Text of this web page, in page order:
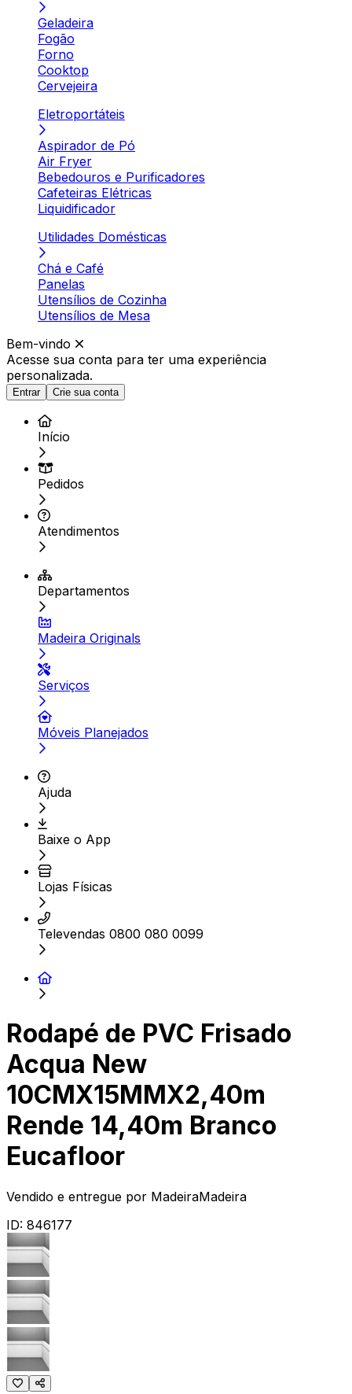
Geladeira
Fogão
Forno
Cooktop
Cervejeira
Eletroportáteis
Aspirador de Pó
Air Fryer
Bebedouros e Purificadores
Cafeteiras Elétricas
Liquidificador
Utilidades Domésticas
Chá e Café
Panelas
Utensílios de Cozinha
Utensílios de Mesa
Bem-vindo
Acesse sua conta para ter uma experiência
personalizada.
Entrar Crie sua conta
Início
Pedidos
Atendimentos
Departamentos
Madeira Originals
Serviços
Móveis Planejados
Ajuda
Baixe o App
Lojas Físicas
Televendas 0800 080 0099
Rodapé de PVC Frisado
Acqua New
10CMX15MMX2,40m
Rende 14,40m Branco
Eucafloor
Vendido e entregue por MadeiraMadeira
ID: 846177